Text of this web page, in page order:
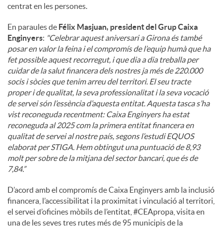
centrat en les persones.
En paraules de Félix Masjuan, president del Grup Caixa
Enginyers: "Celebrar aquest aniversari a Girona és també
posar en valor la feina i el compromís de l’equip humà que ha
fet possible aquest recorregut, i que dia a dia treballa per
cuidar de la salut financera dels nostres ja més de 220.000
socis i sòcies que tenim arreu del territori. El seu tracte
proper i de qualitat, la seva professionalitat i la seva vocació
de servei són l’essència d’aquesta entitat. Aquesta tasca s’ha
vist reconeguda recentment: Caixa Enginyers ha estat
reconeguda al 2025 com la primera entitat financera en
qualitat de servei al nostre país, segons l’estudi EQUOS
elaborat per STIGA. Hem obtingut una puntuació de 8,93
molt per sobre de la mitjana del sector bancari, que és de
7,84.”
D’acord amb el compromís de Caixa Enginyers amb la inclusió
financera, l’accessibilitat i la proximitat i vinculació al territori,
el servei d’oficines mòbils de l’entitat, #CEApropa, visita en
una de les seves tres rutes més de 95 municipis de la